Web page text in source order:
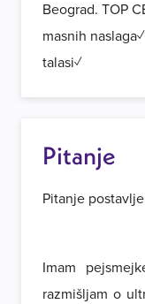
Beograd. TOP
masnih
talasi✓
Pitanje
Pitanje
Imam
razmišljam o